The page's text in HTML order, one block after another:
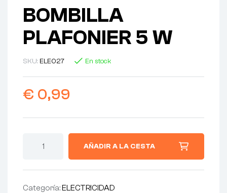
BOMBILLA
PLAFONIER 5 W
SKU: ELE027 En stock
€ 0,99
AÑADIR A LA CESTA
Categoría:ELECTRICIDAD